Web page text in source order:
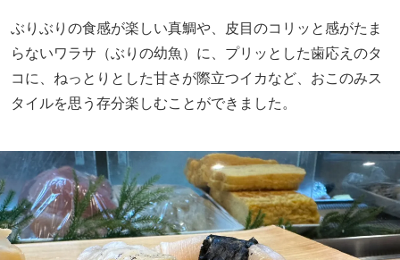
ぶりぶりの食感が楽しい真鯛や、皮目のコリッと感がたま
らないワラサ（ぶりの幼魚）に、プリッとした歯応えのタ
コに、ねっとりとした甘さが際立つイカなど、おこのみス
タイルを思う存分楽しむことができました。